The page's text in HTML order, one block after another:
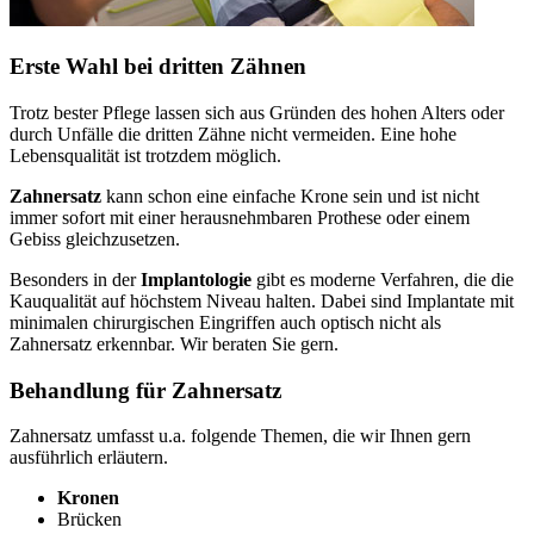
Erste Wahl bei dritten Zähnen
Trotz bester Pflege lassen sich aus Gründen des hohen Alters oder
durch Unfälle die dritten Zähne nicht vermeiden. Eine hohe
Lebensqualität ist trotzdem möglich.
Zahnersatz kann schon eine einfache Krone sein und ist nicht
immer sofort mit einer herausnehmbaren Prothese oder einem
Gebiss gleichzusetzen.
Besonders in derImplantologie gibt es moderne Verfahren, die die
Kauqualität auf höchstem Niveau halten. Dabei sind Implantate mit
minimalen chirurgischen Eingriffen auch optisch nicht als
Zahnersatz erkennbar. Wir beraten Sie gern.
Behandlung für Zahnersatz
Zahnersatz umfasst u.a. folgende Themen, die wir Ihnen gern
ausführlich erläutern.
Kronen
Brücken